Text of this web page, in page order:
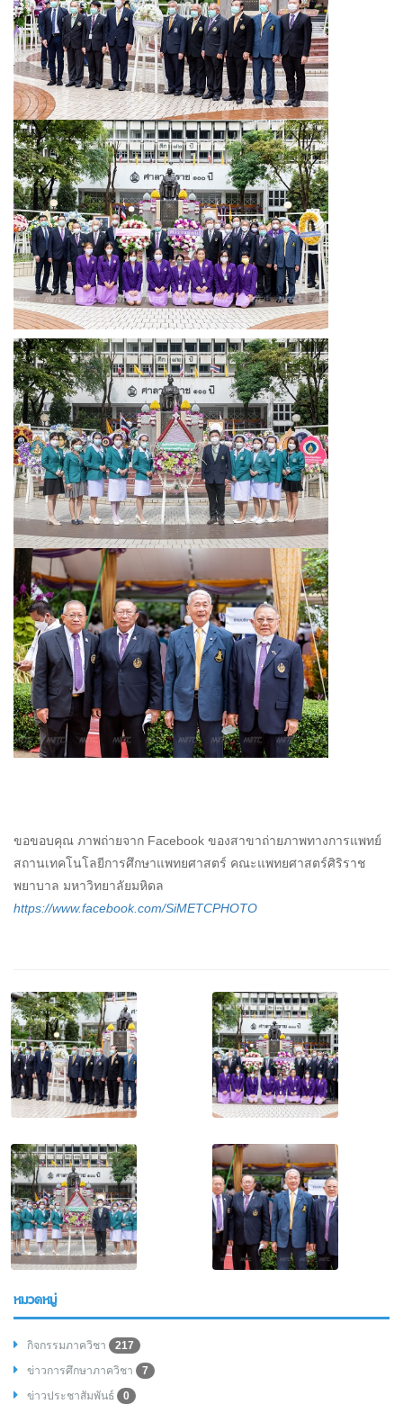
ขอขอบคุณ ภาพถ่ายจาก Facebook ของสาขาถ่ายภาพทางการแพทย์
สถานเทคโนโลยีการศึกษาแพทยศาสตร์ คณะแพทยศาสตร์ศิริราช
พยาบาล มหาวิทยาลัยมหิดล
https://www.facebook.com/SiMETCPHOTO
หมวดหมู่
กิจกรรมภาควิชา
217
ข่าวการศึกษาภาควิชา
7
ข่าวประชาสัมพันธ์
0